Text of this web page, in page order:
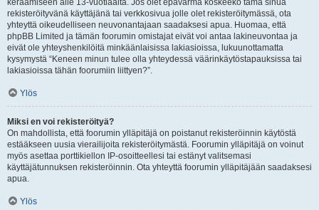
keräämiseen alle 13-vuotiaalta. Jos olet epävarma koskeeko tämä sinua
rekisteröityvänä käyttäjänä tai verkkosivua jolle olet rekisteröitymässä, ota
yhteyttä oikeudelliseen neuvonantajaan saadaksesi apua. Huomaa, että
phpBB Limited ja tämän foorumin omistajat eivät voi antaa lakineuvontaa ja
eivät ole yhteyshenkilöitä minkäänlaisissa lakiasioissa, lukuunottamatta
kysymystä “Keneen minun tulee olla yhteydessä väärinkäytöstapauksissa tai
lakiasioissa tähän foorumiin liittyen?”.
Ylös
Miksi en voi rekisteröityä?
On mahdollista, että foorumin ylläpitäjä on poistanut rekisteröinnin käytöstä
estääkseen uusia vierailijoita rekisteröitymästä. Foorumin ylläpitäjä on voinut
myös asettaa porttikiellon IP-osoitteellesi tai estänyt valitsemasi
käyttäjätunnuksen rekisteröinnin. Ota yhteyttä foorumin ylläpitäjään saadaksesi
apua.
Ylös